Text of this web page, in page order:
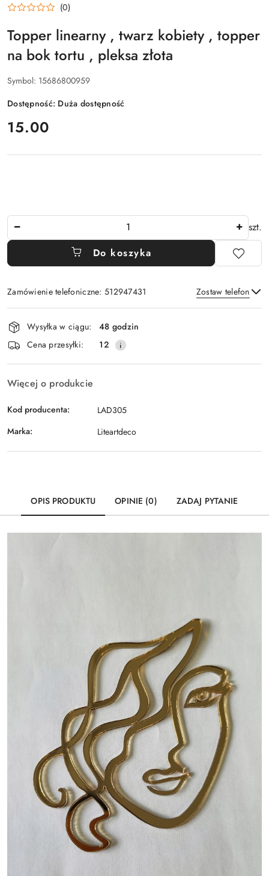
(0)
Topper linearny , twarz kobiety , topper
na bok tortu , pleksa złota
Symbol: 15686800959
Dostępność: Duża dostępność
cena:
15.00
szt.
Do koszyka
Zamówienie telefoniczne: 512947431 Zostaw telefon
Wyślij
Dostępność
i
dostawa
Wysyłka w ciągu:
48 godzin
Cena przesyłki:
12
Więcej o produkcie
Kod producenta:
LAD305
Marka:
Liteartdeco
OPIS PRODUKTU OPINIE (0) ZADAJ PYTANIE